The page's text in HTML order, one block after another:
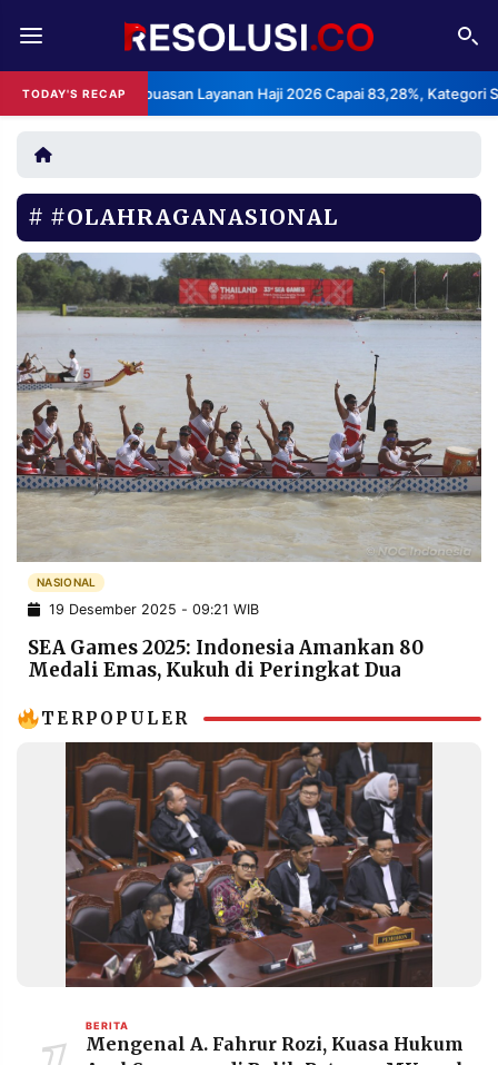
TODAY'S RECAP
Indeks Kepuasan Layanan Haji 2026 Capai 83,28%, Kategori Sangat
REDAKSI TENTANG
RESOLUSI IKLAN
RUBRIKASI
EDITORIAL AKSARA
FINANSIA PERSONA
DAERAH
MANCA SPORT
INFORMASI
PRIVACY
POLICY
BERITA
WARGA
INFORMASI
IKLAN
KIRIM
PENGADUAN TERM
OF
SERVICE
IKUTI
PRAMUDITA
#OLAHRAGANASIONAL
NASIONAL
19 Desember 2025 - 09:21 WIB
SEA Games 2025: Indonesia Amankan 80
Medali Emas, Kukuh di Peringkat Dua
TERPOPULER
BERITA
Mengenal A. Fahrur Rozi, Kuasa Hukum